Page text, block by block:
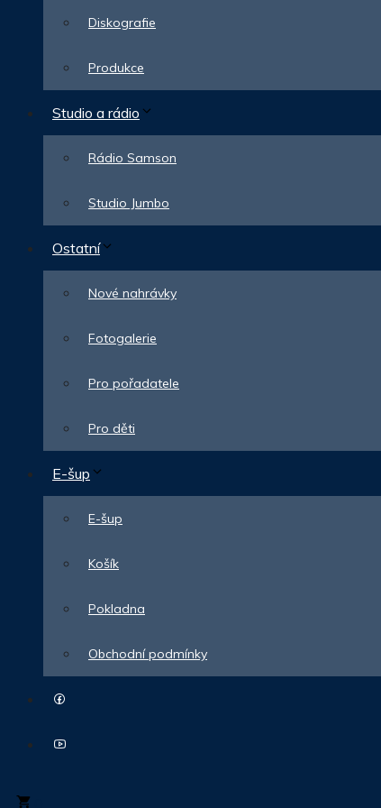
Diskografie
Produkce
Studio a rádio
Rádio Samson
Studio Jumbo
Ostatní
Nové nahrávky
Fotogalerie
Pro pořadatele
Pro děti
E-šup
E-šup
Košík
Pokladna
Obchodní podmínky